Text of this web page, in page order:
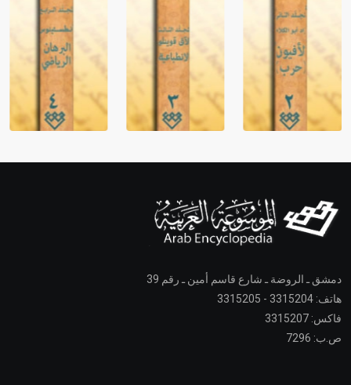
دمشق ـ الروضة ـ شارع قاسم أمين ـ رقم 39
هاتف: 3315204 - 3315205
فاكس: 3315207
ص.ب: 7296